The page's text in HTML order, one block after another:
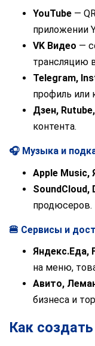
YouTube —
приложении
VK Видео —
трансляцию
Telegram,
профиль или
Дзен,
контента.
🎧 Музыка и
Apple Music,
SoundCloud,
продюсеров.
🍔 Сервисы и
Яндекс.Еда,
на меню,
Авито,
бизнеса и
Как